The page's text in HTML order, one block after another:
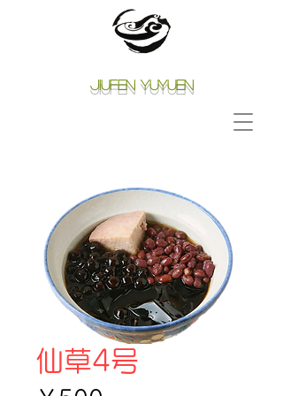
Jiufen Yuyuen
仙草4号